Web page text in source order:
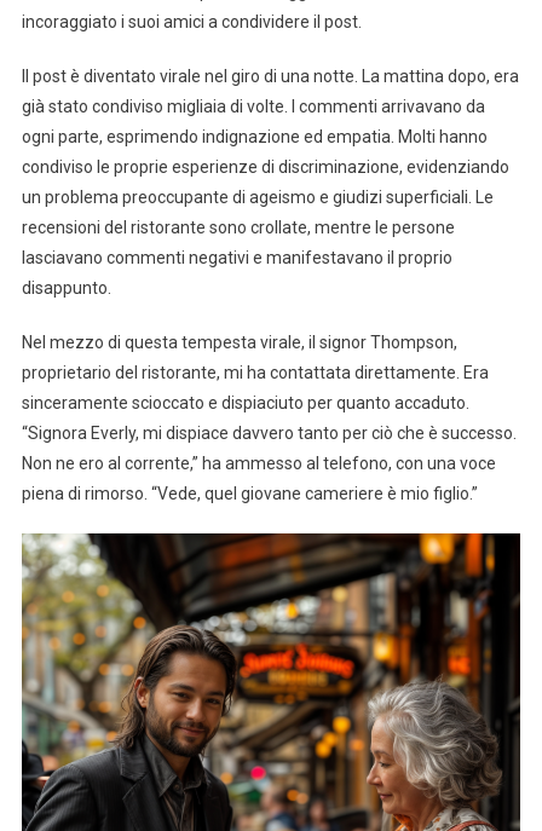
incoraggiato i suoi amici a condividere il post.
Il post è diventato virale nel giro di una notte. La mattina dopo, era
già stato condiviso migliaia di volte. I commenti arrivavano da
ogni parte, esprimendo indignazione ed empatia. Molti hanno
condiviso le proprie esperienze di discriminazione, evidenziando
un problema preoccupante di ageismo e giudizi superficiali. Le
recensioni del ristorante sono crollate, mentre le persone
lasciavano commenti negativi e manifestavano il proprio
disappunto.
Nel mezzo di questa tempesta virale, il signor Thompson,
proprietario del ristorante, mi ha contattata direttamente. Era
sinceramente scioccato e dispiaciuto per quanto accaduto.
“Signora Everly, mi dispiace davvero tanto per ciò che è successo.
Non ne ero al corrente,” ha ammesso al telefono, con una voce
piena di rimorso. “Vede, quel giovane cameriere è mio figlio.”